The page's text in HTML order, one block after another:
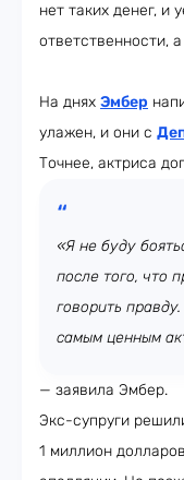
нет таких денег, и
ответственности,
На днях Эмбер
улажен, и они с
Точнее, актриса
«Я не буду
после того, что
говорить
самым ценным
— заявила Эмбер.
Экс-супруги
1 миллион